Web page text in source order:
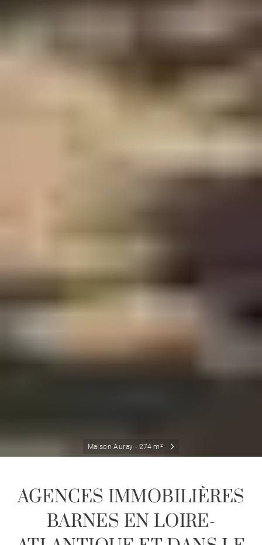
Maison Auray - 274 m²
AGENCES IMMOBILIÈRES
BARNES EN LOIRE-